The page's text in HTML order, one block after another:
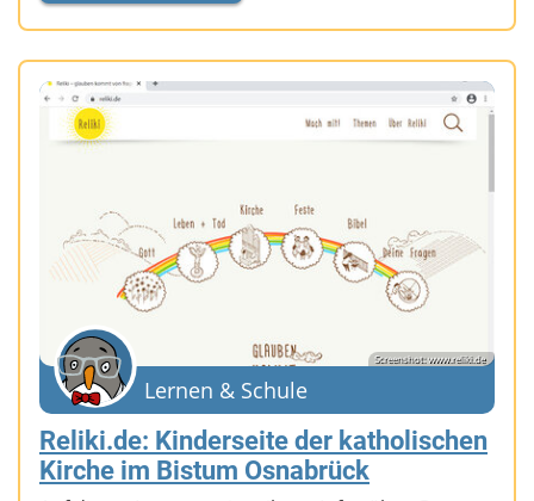
Screenshot: www.reliki.de
Lernen & Schule
Reliki.de: Kinderseite der katholischen
Kirche im Bistum Osnabrück